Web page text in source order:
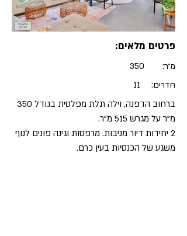
פרטים מלאים:
350
מ״ר:
11
חדרים:
ברחוב הדפנה, וילה תלת מפלסית בגודל 350
מ"ר על מגרש 515 מ"ר.
2 יחידות דיור מניבות. מרפסות וגינה פונים לנוף
משגע של הכנסיות בעין כרם.